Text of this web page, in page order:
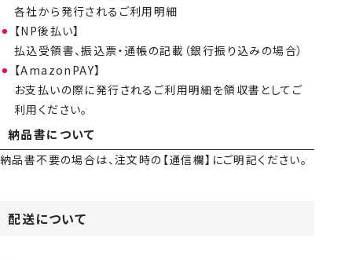
各社から発行されるご利用明細
【NP後払い】
払込受領書、振込票・通帳の記載（銀行振り込みの場合）
【AmazonPAY】
お支払いの際に発行されるご利用明細を領収書としてご
利用ください。
納品書について
納品書不要の場合は、注文時の【通信欄】にご明記ください。
配送について